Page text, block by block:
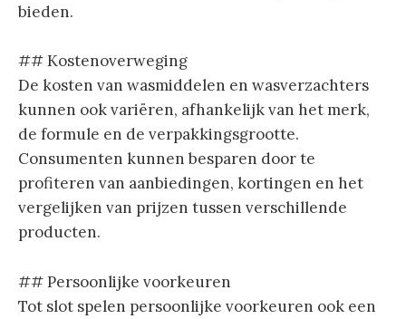
bieden.
## Kostenoverweging
De kosten van wasmiddelen en wasverzachters
kunnen ook variëren, afhankelijk van het merk,
de formule en de verpakkingsgrootte.
Consumenten kunnen besparen door te
profiteren van aanbiedingen, kortingen en het
vergelijken van prijzen tussen verschillende
producten.
## Persoonlijke voorkeuren
Tot slot spelen persoonlijke voorkeuren ook een